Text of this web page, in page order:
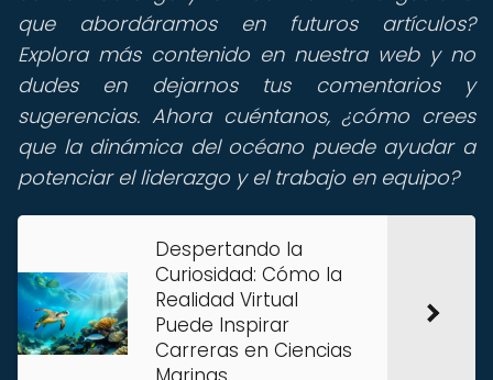
que abordáramos en futuros artículos?
Explora más contenido en nuestra web y no
dudes en dejarnos tus comentarios y
sugerencias. Ahora cuéntanos, ¿cómo crees
que la dinámica del océano puede ayudar a
potenciar el liderazgo y el trabajo en equipo?
Despertando la
Curiosidad: Cómo la
Realidad Virtual
Puede Inspirar
Carreras en Ciencias